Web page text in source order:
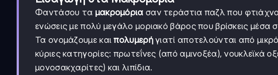
Φαντάσου τα μακρομόρια σαν τεράστια παζλ που
ενώσεις με πολύ μεγάλο μοριακό βάρος που βρίσκεις μέσα
Τα ονομάζουμε καιπολυμερήγιατί αποτελούνται από
κύριες κατηγορίες: πρωτεΐνες (από αμινοξέα), νουκλεϊκά
μονοσακχαρίτες) και λιπίδια.